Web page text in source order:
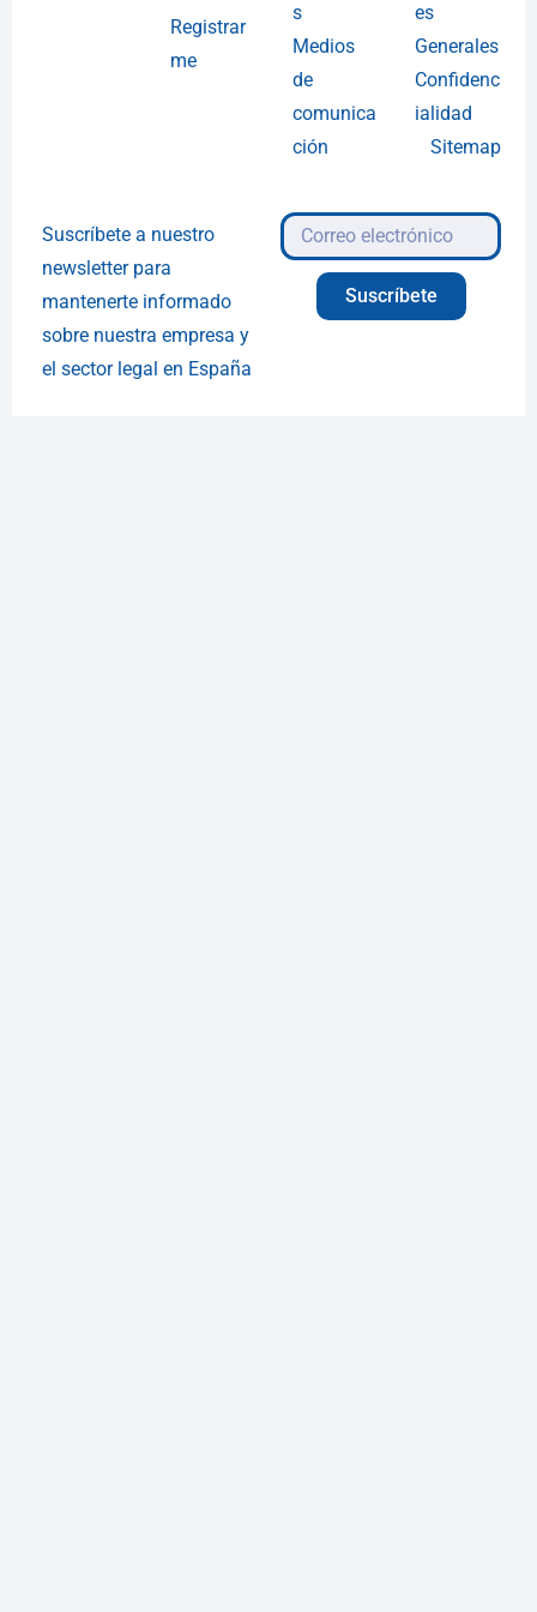
Registrar
me
s
Medios
de
comunica
ción
es
Generales
Confidenc
ialidad
Sitemap
Suscríbete a nuestro
newsletter para
mantenerte informado
sobre nuestra empresa y
el sector legal en España
Suscríbete